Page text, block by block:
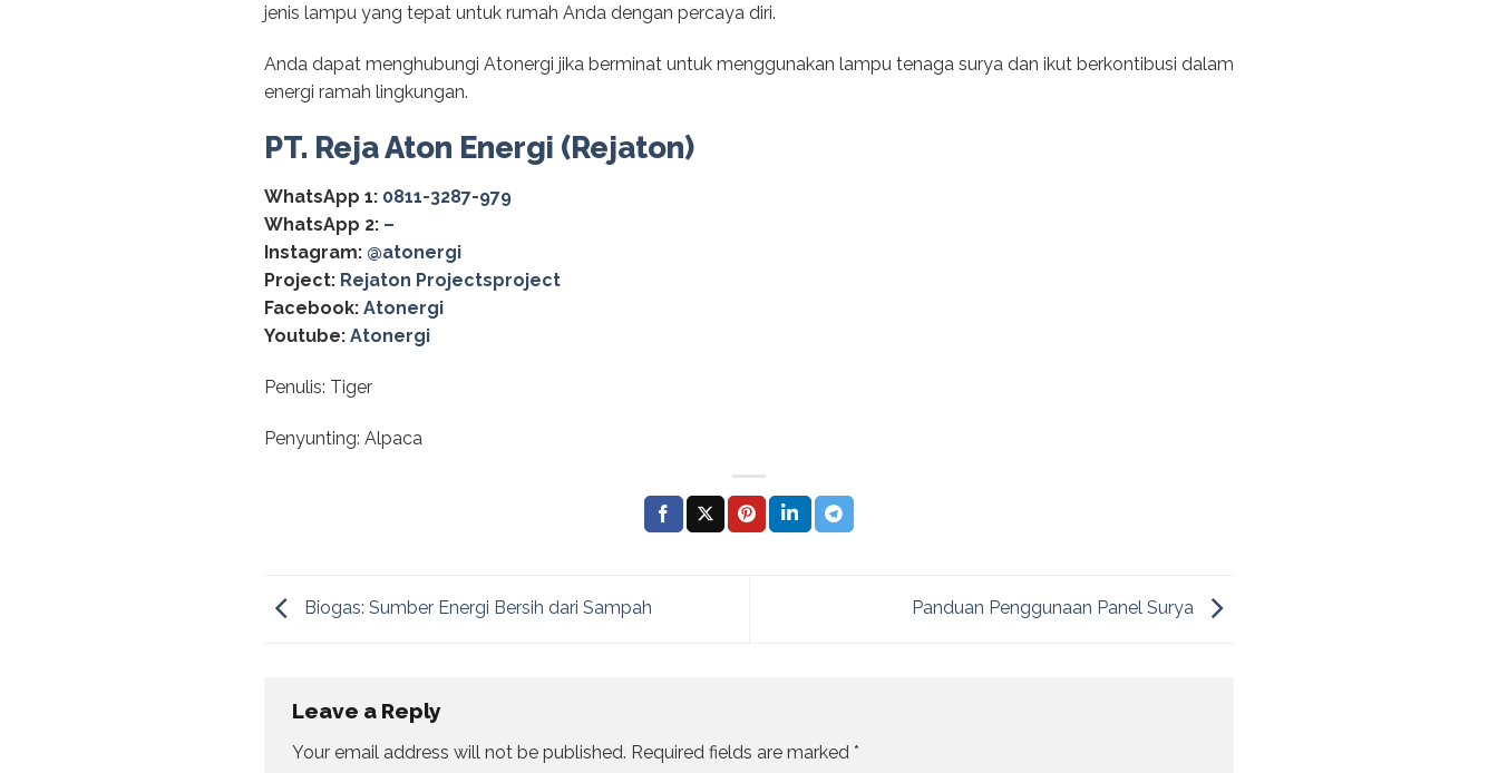
jenis lampu yang tepat untuk rumah Anda dengan percaya diri.
Anda dapat menghubungi Atonergi jika berminat untuk menggunakan lampu tenaga surya dan ikut berkontibusi dalam
energi ramah lingkungan.
PT. Reja Aton Energi (Rejaton)
WhatsApp 1: 0811-3287-979
WhatsApp 2: –
Instagram: @‌atonergi
Project: Rejaton Projectsproject
Facebook: Atonergi
Youtube: Atonergi
Penulis: Tiger
Penyunting: Alpaca
Biogas: Sumber Energi Bersih dari Sampah Panduan Penggunaan Panel Surya
Leave a Reply
Your email address will not be published. Required fields are marked *